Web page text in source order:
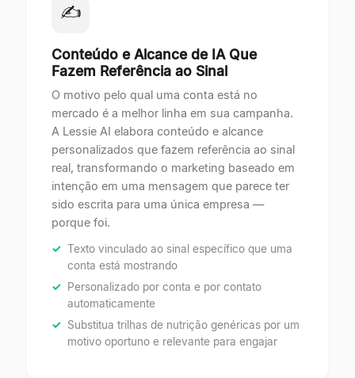
✍
Conteúdo e Alcance de IA Que
Fazem Referência ao Sinal
O motivo pelo qual uma conta está no
mercado é a melhor linha em sua campanha.
A Lessie AI elabora conteúdo e alcance
personalizados que fazem referência ao sinal
real, transformando o marketing baseado em
intenção em uma mensagem que parece ter
sido escrita para uma única empresa —
porque foi.
Texto vinculado ao sinal específico que uma
conta está mostrando
Personalizado por conta e por contato
automaticamente
Substitua trilhas de nutrição genéricas por um
motivo oportuno e relevante para engajar